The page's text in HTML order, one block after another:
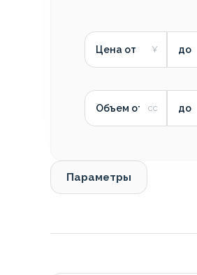
Цена от до
Объем от до
Параметры